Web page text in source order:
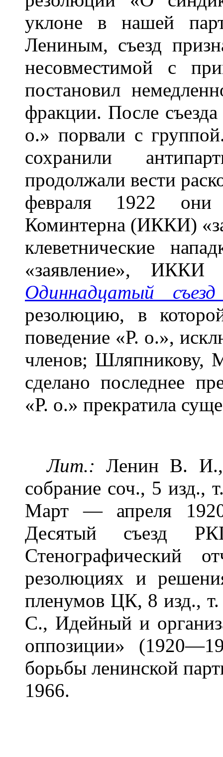
уклоне в нашей
Лениным, съезд
несовместимой с
постановил
фракции. После
o.» порвали с
сохранили
продолжали вести
февраля 1922
Коминтерна (ИККИ)
клеветнические
«заявление», ИККИ
Одиннадцатый
резолюцию, в
поведение «Р. о.»,
членов; Шляпникову,
сделано последнее
«Р. о.» прекратила
Лит.: Ленин В.
собрание соч., 5 изд.,
Март — апреля
Десятый съезд
резолюциях и
пленумов ЦК, 8 изд.,
С., Идейный и
оппозиции»
борьбы ленинской
1966.